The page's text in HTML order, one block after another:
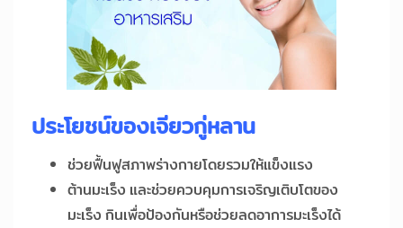
ประโยชน์ของเจียวกู่หลาน
ช่วยฟื้นฟูสภาพร่างกายโดยรวมให้แข็งแรง
ต้านมะเร็ง และช่วยควบคุมการเจริญเติบโตของ
มะเร็ง กินเพื่อป้องกันหรือช่วยลดอาการมะเร็งได้